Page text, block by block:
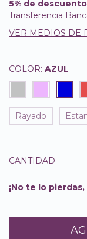
5% de descuento
Transferencia
VER MEDIOS DE
COLOR: AZUL
Rayado
CANTIDAD
¡No te lo